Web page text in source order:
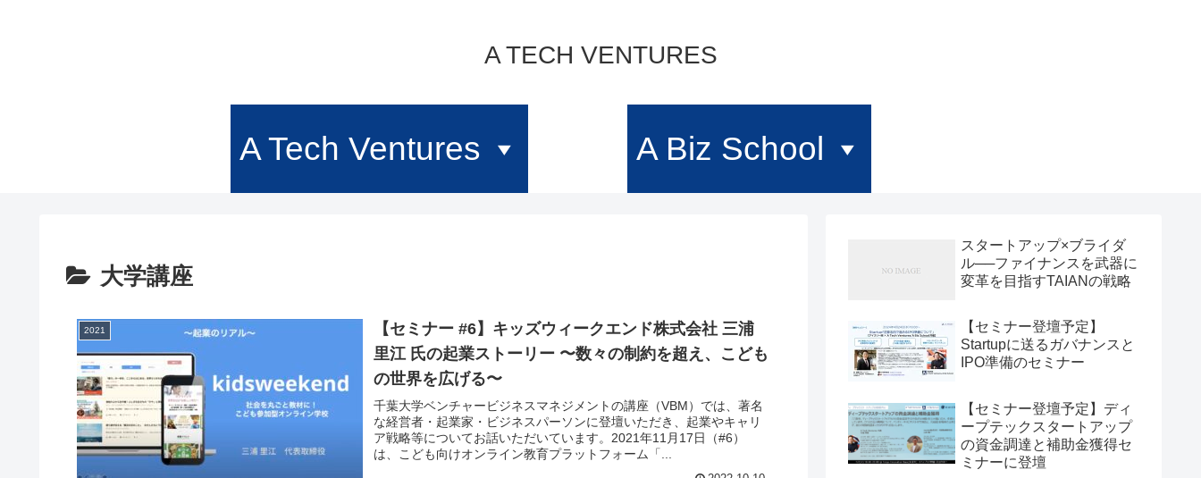
A TECH VENTURES
A Tech Ventures A Biz School
大学講座
2021
【セミナー #6】キッズウィークエンド株式会社 三浦
里江 氏の起業ストーリー 〜数々の制約を超え、こども
の世界を広げる〜
千葉大学ベンチャービジネスマネジメントの講座（VBM）では、著名
な経営者・起業家・ビジネスパーソンに登壇いただき、起業やキャリ
ア戦略等についてお話いただいています。2021年11月17日（#6）
は、こども向けオンライン教育プラットフォーム「...
スタートアップ×ブライダ
ル──ファイナンスを武器に
変革を目指すTAIANの戦略
【セミナー登壇予定】
Startupに送るガバナンスと
IPO準備のセミナー
【セミナー登壇予定】ディ
ープテックスタートアップ
の資金調達と補助金獲得セ
ミナーに登壇